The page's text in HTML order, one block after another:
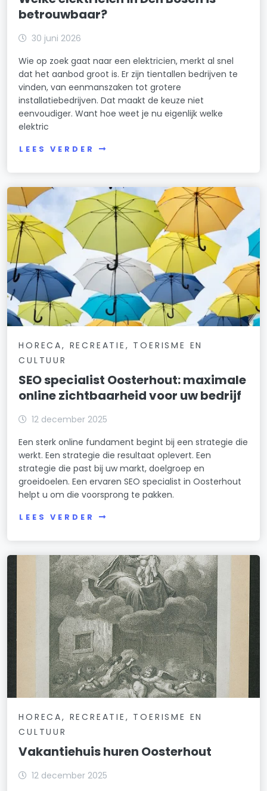
betrouwbaar?
30 juni 2026
Wie op zoek gaat naar een elektricien, merkt al snel
dat het aanbod groot is. Er zijn tientallen bedrijven te
vinden, van eenmanszaken tot grotere
installatiebedrijven. Dat maakt de keuze niet
eenvoudiger. Want hoe weet je nu eigenlijk welke
elektric
LEES VERDER
HORECA, RECREATIE, TOERISME EN
CULTUUR
SEO specialist Oosterhout: maximale
online zichtbaarheid voor uw bedrijf
12 december 2025
Een sterk online fundament begint bij een strategie die
werkt. Een strategie die resultaat oplevert. Een
strategie die past bij uw markt, doelgroep en
groeidoelen. Een ervaren SEO specialist in Oosterhout
helpt u om die voorsprong te pakken.
LEES VERDER
HORECA, RECREATIE, TOERISME EN
CULTUUR
Vakantiehuis huren Oosterhout
12 december 2025